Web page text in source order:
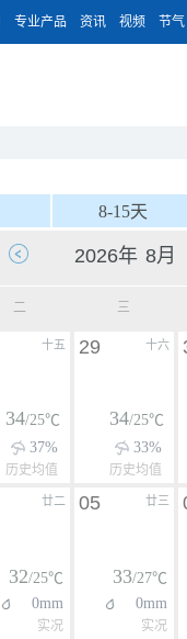
专业产品 资讯 视频 节气
8-15天
二 三
十五
34/25℃
37%
历史均值
十六
29
34/25℃
33%
历史均值
廿二
32/25℃
0mm
实况
廿三
05
33/27℃
0mm
实况